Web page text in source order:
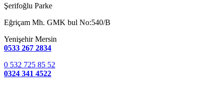
Şerifoğlu Parke
Eğriçam Mh. GMK bul No:540/B
Yenişehir Mersin
0533 267 2834
0 532 725 85 52
0324 341 4522